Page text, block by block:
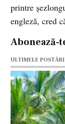
printre
engleză, cred
Abonează-
ULTIMELE POSTĂRI